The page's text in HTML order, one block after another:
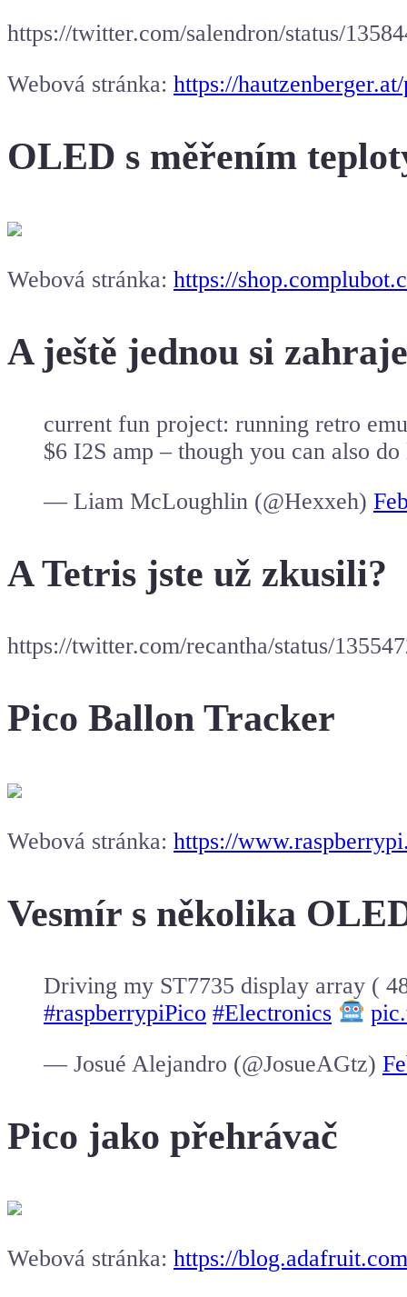
https://twitter.com/salendron/status/
Webová stránka: https://
OLED s měřením
Webová stránka: https://
A ještě jednou si
current fun project: running retro
$6 I2S amp – though you can also
— Liam McLoughlin (@Hexxeh)
A Tetris jste už zkusili?
https://twitter.com/recantha/status/
Pico Ballon Tracker
Webová stránka: https://
Vesmír s několika
Driving my ST7735 display array (
#raspberrypiPico #Electronics
— Josué Alejandro (@JosueAGtz)
Pico jako přehrávač
Webová stránka: https://